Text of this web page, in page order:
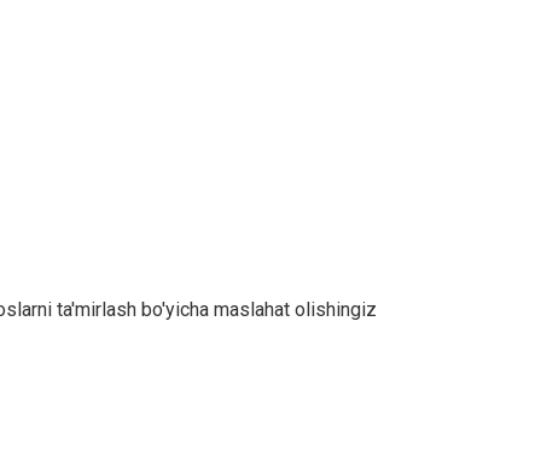
ta'mirlash bo'yicha maslahat olishingiz